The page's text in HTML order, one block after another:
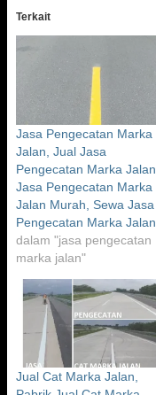
Terkait
Jasa Pengecatan Marka
Jalan, Jual Jasa
Pengecatan Marka Jalan,
Jasa Pengecatan Marka
Jalan Murah, Sewa Jasa
Pengecatan Marka Jalan
dalam "jasa pengecatan
marka jalan"
Jual Cat Marka Jalan,